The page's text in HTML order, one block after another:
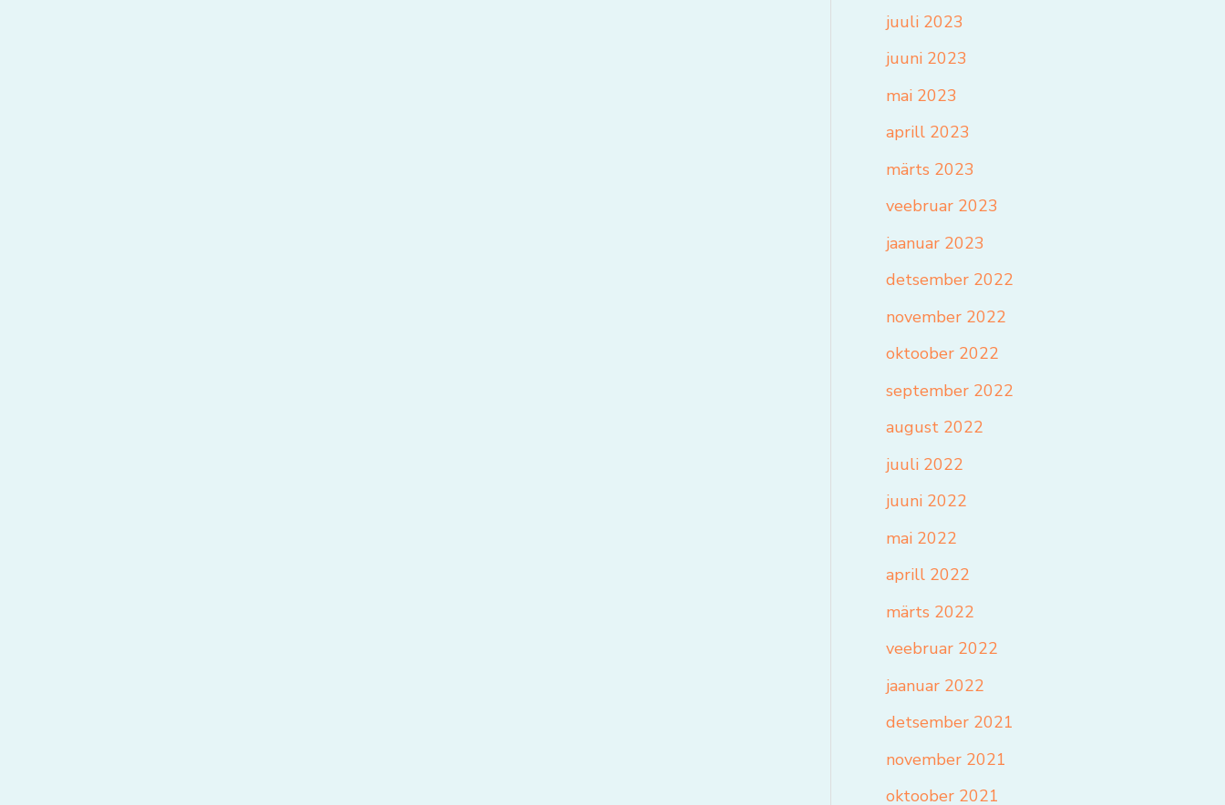
juuli 2023
juuni 2023
mai 2023
aprill 2023
märts 2023
veebruar 2023
jaanuar 2023
detsember 2022
november 2022
oktoober 2022
september 2022
august 2022
juuli 2022
juuni 2022
mai 2022
aprill 2022
märts 2022
veebruar 2022
jaanuar 2022
detsember 2021
november 2021
oktoober 2021